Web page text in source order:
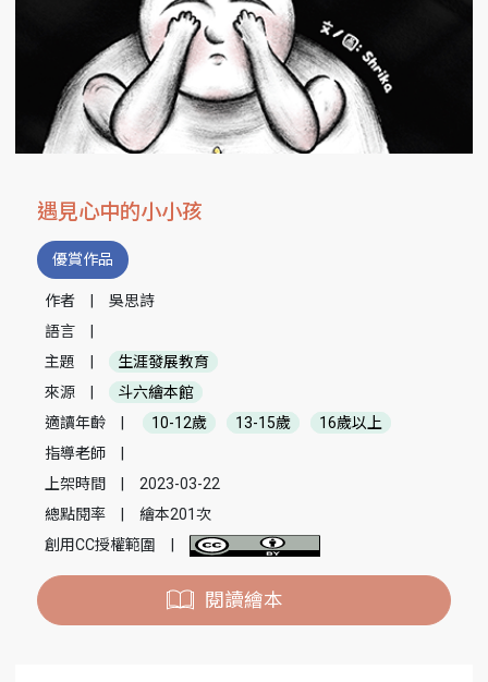
遇見心中的小小孩
優賞作品
作者
吳思詩
語言
主題
生涯發展教育
來源
斗六繪本館
適讀年齡
10-12歲 13-15歲
16歲以上
指導老師
上架時間
2023-03-22
總點閱率
繪本201次
創用CC授權範圍
閱讀繪本